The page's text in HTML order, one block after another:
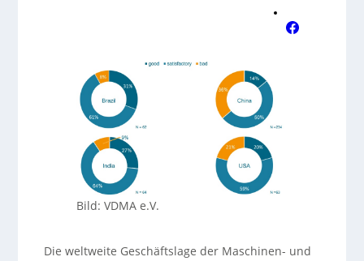
Bild: VDMA e.V.
Die weltweite Geschäftslage der Maschinen- und